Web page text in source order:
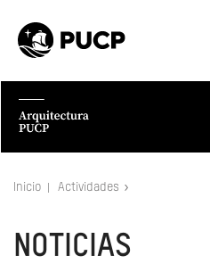
Inicio Actividades
NOTICIAS